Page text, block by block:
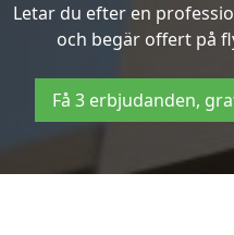
Letar du efter en
och begär offert på
Få 3 erbjudanden,